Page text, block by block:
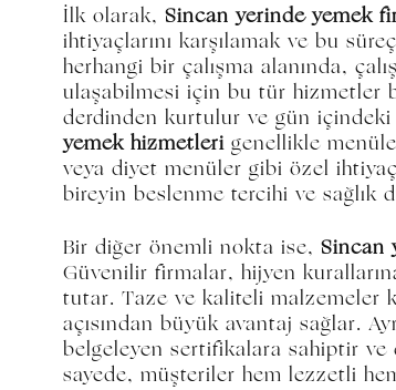
İlk olarak, Sincan yerinde yemek
ihtiyaçlarını karşılamak ve bu
herhangi bir çalışma alanında,
ulaşabilmesi için bu tür hizmetler
derdinden kurtulur ve gün
yemek hizmetleri genellikle
veya diyet menüler gibi özel
bireyin beslenme tercihi ve sağlık
Bir diğer önemli nokta ise, Sincan
Güvenilir firmalar, hijyen
tutar. Taze ve kaliteli malzemeler
açısından büyük avantaj sağlar.
belgeleyen sertifikalara sahiptir
sayede, müşteriler hem lezzetli